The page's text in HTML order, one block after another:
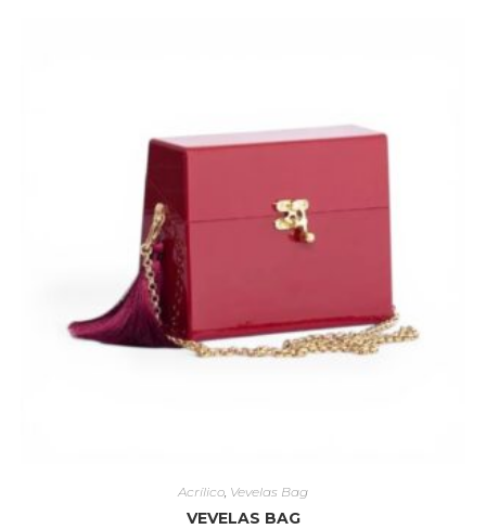
Acrílico Vevelas Bag
VEVELAS BAG